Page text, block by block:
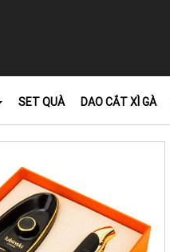
SET QUÀ DAO CẮT XÌ GÀ